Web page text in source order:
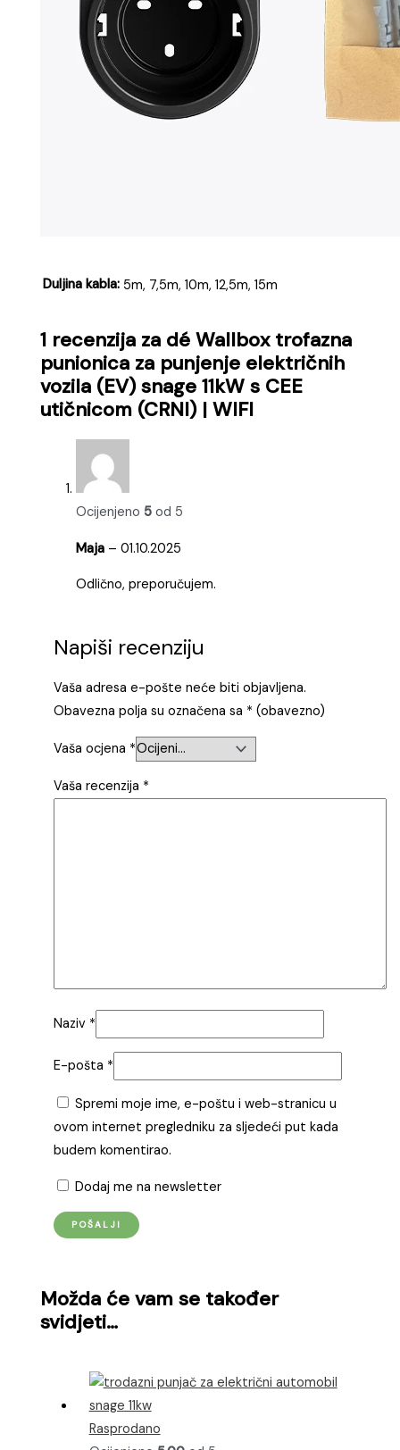
Duljina kabla: 5m, 7,5m, 10m, 12,5m, 15m
1 recenzija za dé Wallbox trofazna
punionica za punjenje električnih
vozila (EV) snage 11kW s CEE
utičnicom (CRNI) | WIFI
Ocijenjeno 5 od 5
Maja – 01.10.2025
Odlično, preporučujem.
Napiši recenziju
Vaša adresa e-pošte neće biti objavljena.
Obavezna polja su označena sa * (obavezno)
Vaša ocjena *
Vaša recenzija *
Naziv *
E-pošta *
Spremi moje ime, e-poštu i web-stranicu u
ovom internet pregledniku za sljedeći put kada
budem komentirao.
Dodaj me na newsletter
Možda će vam se također
svidjeti…
Rasprodano